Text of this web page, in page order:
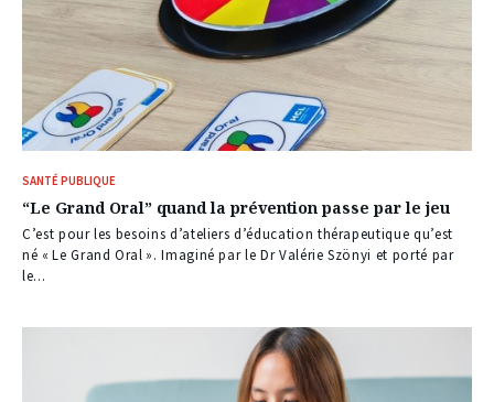
SANTÉ PUBLIQUE
“Le Grand Oral” quand la prévention passe par le jeu
C’est pour les besoins d’ateliers d’éducation thérapeutique qu’est
né « Le Grand Oral ». Imaginé par le Dr Valérie Szönyi et porté par
le...